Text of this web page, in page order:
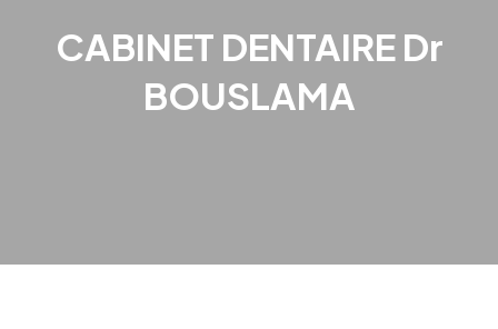
CABINET DENTAIRE Dr
BOUSLAMA